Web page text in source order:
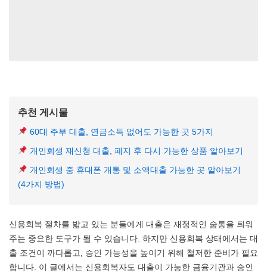
추천 게시물
60대 주부 대출, 연금소득 없어도 가능한 곳 5가지
개인회생 재신청 대출, 폐지 후 다시 가능한 상품 알아보기
개인회생 중 휴대폰 개통 및 소액대출 가능한 곳 알아보기
(4가지 방법)
신용회복 절차를 밟고 있는 분들에게 대출은 재정적인 숨통을 틔워
주는 중요한 도구가 될 수 있습니다. 하지만 신용회복 상태에서는 대
출 조건이 까다롭고, 승인 가능성을 높이기 위해 철저한 준비가 필요
합니다. 이 글에서는 신용회복자도 대출이 가능한 금융기관과 승인